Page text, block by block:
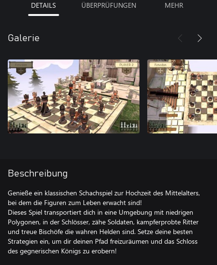
DETAILS ÜBERPRÜFUNGEN MEHR
Galerie
Beschreibung
Genieße ein klassischen Schachspiel zur Hochzeit des Mittelalters,
bei dem die Figuren zum Leben erwacht sind!
Dieses Spiel transportiert dich in eine Umgebung mit niedrigen
Polygonen, in der Schlösser, zähe Soldaten, kampferprobte Ritter
und treue Bischöfe die wahren Helden sind. Setze deine besten
Strategien ein, um dir deinen Pfad freizuräumen und das Schloss
des gegnerischen Königs zu erobern!